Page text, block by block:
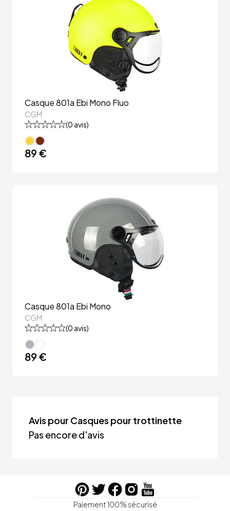
Casque 801a Ebi Mono Fluo
CGM
(0 avis)
89 €
Casque 801a Ebi Mono
CGM
(0 avis)
89 €
Avis pour Casques pour trottinette
Pas encore d'avis
Paiement 100% sécurisé